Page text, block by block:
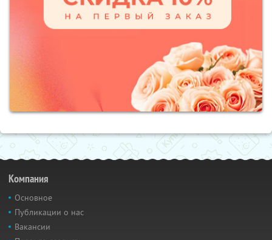
Компания
Основное
Публикации о нас
Вакансии